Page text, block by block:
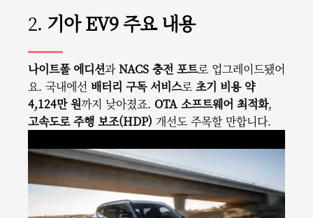
2. 기아 EV9 주요 내용
나이트폴 에디션과NACS 충전 포트로 업그레이드됐어
요. 국내에선 배터리 구독 서비스로 초기 비용 약
4,124만 원까지 낮아졌죠. OTA 소프트웨어 최적화,
고속도로 주행 보조(HDP) 개선도 주목할 만합니다.